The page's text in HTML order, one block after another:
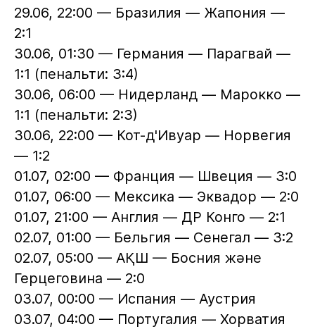
29.06, 22:00 — Бразилия — Жапония —
2:1
30.06, 01:30 — Германия — Парагвай —
1:1 (пенальти: 3:4)
30.06, 06:00 — Нидерланд — Марокко —
1:1 (пенальти: 2:3)
30.06, 22:00 — Кот-д'Ивуар — Норвегия
— 1:2
01.07, 02:00 — Франция — Швеция — 3:0
01.07, 06:00 — Мексика — Эквадор — 2:0
01.07, 21:00 — Англия — ДР Конго — 2:1
02.07, 01:00 — Бельгия — Сенегал — 3:2
02.07, 05:00 — АҚШ — Босния және
Герцеговина — 2:0
03.07, 00:00 — Испания — Аустрия
03.07, 04:00 — Португалия — Хорватия